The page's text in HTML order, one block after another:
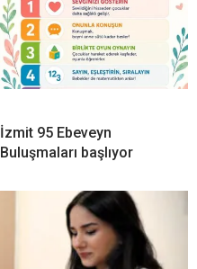
İzmit 95 Ebeveyn
Buluşmaları başlıyor